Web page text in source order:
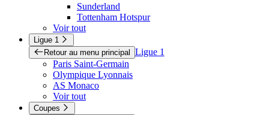
Sunderland
Tottenham Hotspur
Voir tout
Ligue 1
Retour au menu principal Ligue 1
Paris Saint-Germain
Olympique Lyonnais
AS Monaco
Voir tout
Coupes